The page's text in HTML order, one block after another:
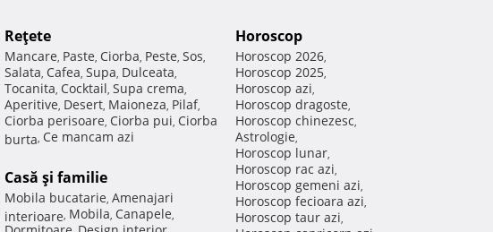
Reţete
Mancare, Paste, Ciorba, Peste, Sos,
Salata, Cafea, Supa, Dulceata,
Tocanita, Cocktail, Supa crema,
Aperitive, Desert, Maioneza, Pilaf,
Ciorba perisoare, Ciorba pui, Ciorba
burta, Ce mancam azi
Casă şi familie
Mobila bucatarie, Amenajari
interioare, Mobila, Canapele,
Horoscop
Horoscop 2026,
Horoscop 2025,
Horoscop azi,
Horoscop dragoste,
Horoscop chinezesc,
Astrologie,
Horoscop lunar,
Horoscop rac azi,
Horoscop gemeni azi,
Horoscop fecioara azi,
Horoscop taur azi,